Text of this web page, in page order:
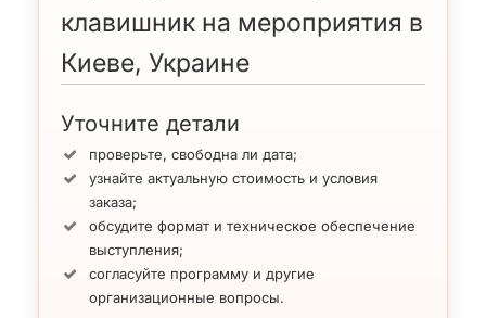
клавишник на мероприятия в
Киеве, Украине
Уточните детали
проверьте, свободна ли дата;
узнайте актуальную стоимость и условия
заказа;
обсудите формат и техническое обеспечение
выступления;
согласуйте программу и другие
организационные вопросы.